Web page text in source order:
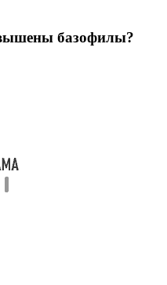
базофилы?